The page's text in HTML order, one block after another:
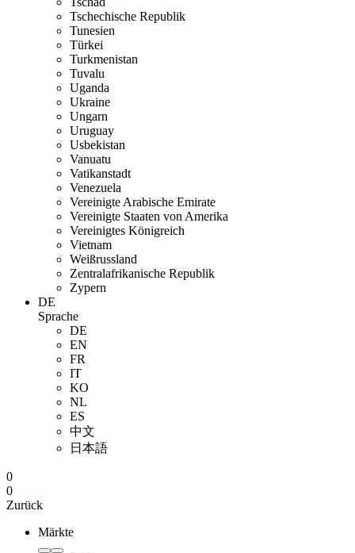
Tschechische Republik
Tunesien
Türkei
Turkmenistan
Tuvalu
Uganda
Ukraine
Ungarn
Uruguay
Usbekistan
Vanuatu
Vatikanstadt
Venezuela
Vereinigte Arabische Emirate
Vereinigte Staaten von Amerika
Vereinigtes Königreich
Vietnam
Weißrussland
Zentralafrikanische Republik
Zypern
DE
Sprache
DE
EN
FR
IT
KO
NL
ES
中文
日本語
0
0
Zurück
Märkte